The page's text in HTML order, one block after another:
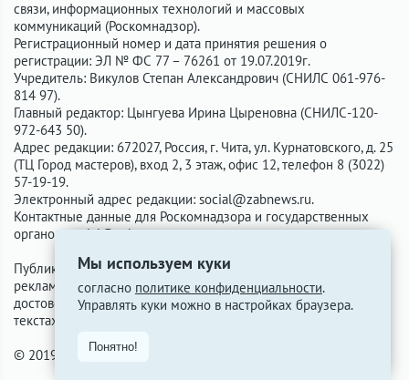
Мы используем куки
согласно политике конфиденциальности.
Управлять куки можно в настройках браузера.
Понятно!
связи, информационных технологий и массовых
коммуникаций (Роскомнадзор).
Регистрационный номер и дата принятия решения о
регистрации: ЭЛ № ФС 77 – 76261 от 19.07.2019г.
Учредитель: Викулов Степан Александрович (СНИЛС 061-976-
814 97).
Главный редактор: Цынгуева Ирина Цыреновна (СНИЛС-120-
972-643 50).
Адрес редакции: 672027, Россия, г. Чита, ул. Курнатовского, д. 25
(ТЦ Город мастеров), вход 2, 3 этаж, офис 12, телефон 8 (3022)
57-19-19.
Электронный адрес редакции: social@zabnews.ru.
Контактные данные для Роскомнадзора и государственных
органов:
social@zabnews.ru.
Публикации с пометками «Реклама», «Выборы» оплачены
рекламодателем. Редакция сайта не несёт ответственности за
достоверность информации, содержащейся в рекламных
текстах.
© 2019-2026 ZabNews